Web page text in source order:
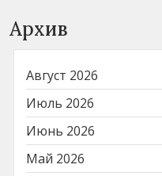
Архив
Август 2026
Июль 2026
Июнь 2026
Май 2026